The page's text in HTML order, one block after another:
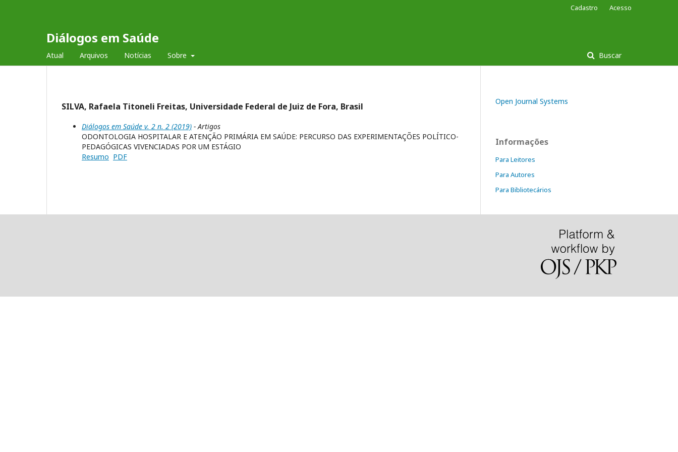
Diálogos em Saúde
Atual Arquivos Notícias Sobre Buscar
Cadastro Acesso
SILVA, Rafaela Titoneli Freitas, Universidade Federal de Juiz de Fora, Brasil
Diálogos em Saúde v. 2 n. 2 (2019) - Artigos
ODONTOLOGIA HOSPITALAR E ATENÇÃO PRIMÁRIA EM SAÚDE: PERCURSO DAS EXPERIMENTAÇÕES POLÍTICO-
PEDAGÓGICAS VIVENCIADAS POR UM ESTÁGIO
Resumo PDF
Open Journal Systems
Informações
Para Leitores
Para Autores
Para Bibliotecários